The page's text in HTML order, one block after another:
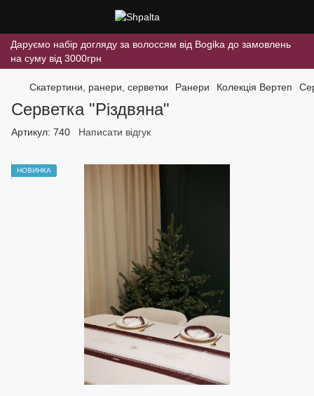
Даруємо набір догляду за волоссям від Bogika до замовлень
на суму від 3000грн
Скатертини, ранери, серветки Ранери Колекція Вертеп
Серветка "Різдвяна"
Артикул: 740 Написати відгук
НОВИНКА